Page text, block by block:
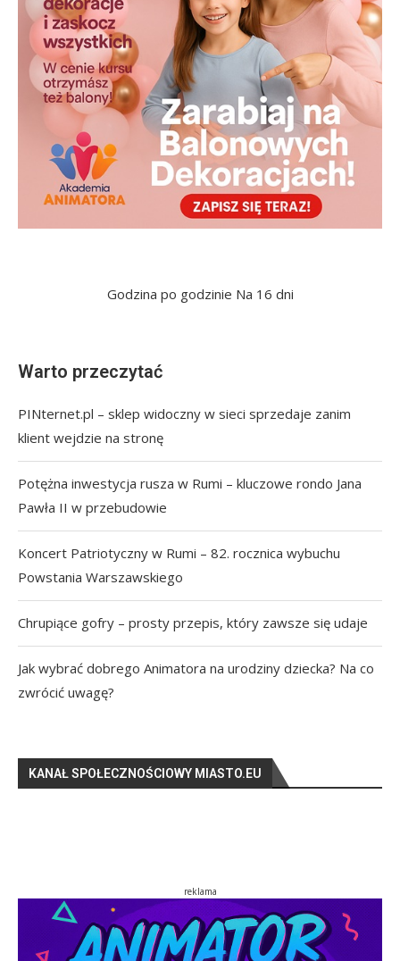
Godzina po godzinie Na 16 dni
Warto przeczytać
PINternet.pl – sklep widoczny w sieci sprzedaje zanim
klient wejdzie na stronę
Potężna inwestycja rusza w Rumi – kluczowe rondo Jana
Pawła II w przebudowie
Koncert Patriotyczny w Rumi – 82. rocznica wybuchu
Powstania Warszawskiego
Chrupiące gofry – prosty przepis, który zawsze się udaje
Jak wybrać dobrego Animatora na urodziny dziecka? Na co
zwrócić uwagę?
KANAŁ SPOŁECZNOŚCIOWY MIASTO.EU
reklama